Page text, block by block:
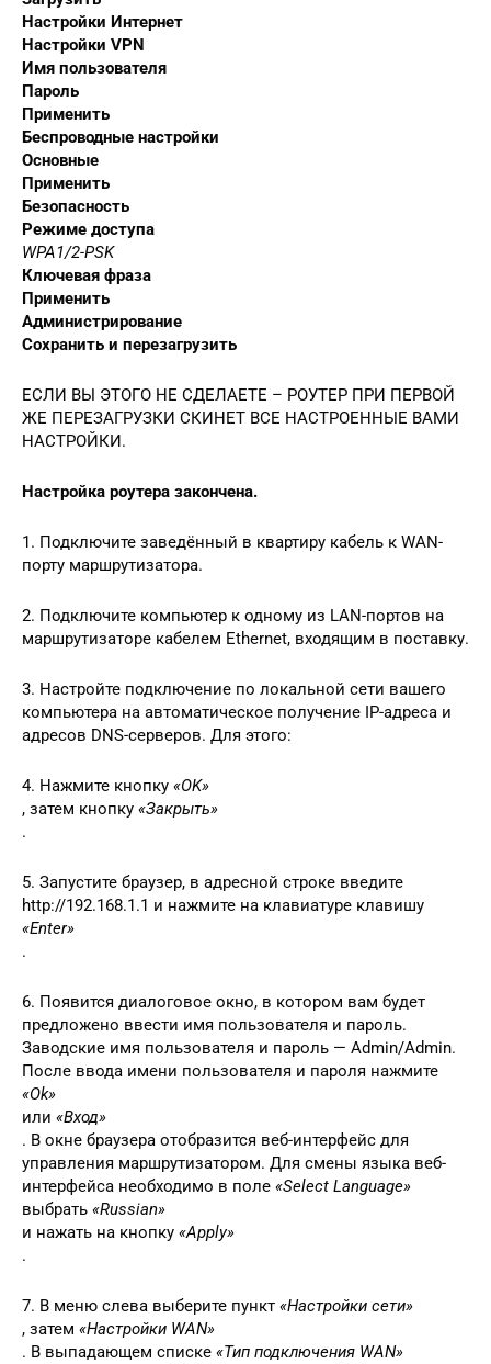
Настройки Интернет
Настройки VPN
Имя пользователя
Пароль
Применить
Беспроводные настройки
Основные
Применить
Безопасность
Режиме доступа
WPA1/2-PSK
Ключевая фраза
Применить
Администрирование
Сохранить и перезагрузить
ЕСЛИ ВЫ ЭТОГО НЕ СДЕЛАЕТЕ – РОУТЕР ПРИ ПЕРВОЙ
ЖЕ ПЕРЕЗАГРУЗКИ СКИНЕТ ВСЕ НАСТРОЕННЫЕ ВАМИ
НАСТРОЙКИ.
Настройка роутера закончена.
1. Подключите заведённый в квартиру кабель к WAN-
порту маршрутизатора.
2. Подключите компьютер к одному из LAN-портов на
маршрутизаторе кабелем Ethernet, входящим в поставку.
3. Настройте подключение по локальной сети вашего
компьютера на автоматическое получение IP-адреса и
адресов DNS-серверов. Для этого:
4. Нажмите кнопку «OK»
, затем кнопку «Закрыть»
.
5. Запустите браузер, в адресной строке введите
http://192.168.1.1 и нажмите на клавиатуре клавишу
«Enter»
.
6. Появится диалоговое окно, в котором вам будет
предложено ввести имя пользователя и пароль.
Заводские имя пользователя и пароль — Admin/Admin.
После ввода имени пользователя и пароля нажмите
«Ok»
или «Вход»
. В окне браузера отобразится веб-интерфейс для
управления маршрутизатором. Для смены языка веб-
интерфейса необходимо в поле «Select Language»
выбрать «Russian»
и нажать на кнопку «Apply»
.
7. В меню слева выберите пункт «Настройки сети»
, затем «Настройки WAN»
. В выпадающем списке «Тип подключения WAN»